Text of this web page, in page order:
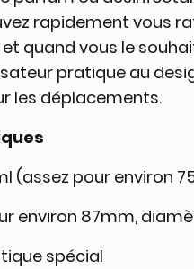
rapidement vous
quand vous le
pratique au
les déplacements.
(assez pour environ
environ 87mm,
spécial